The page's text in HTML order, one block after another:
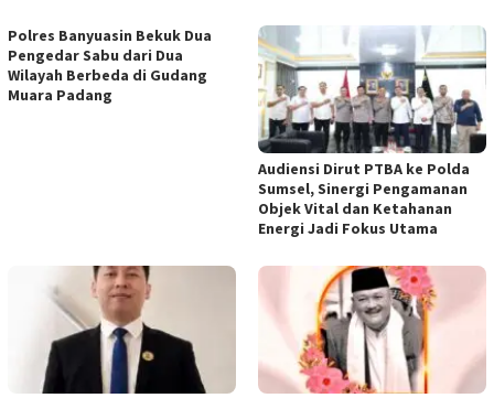
Polres Banyuasin Bekuk Dua
Pengedar Sabu dari Dua
Wilayah Berbeda di Gudang
Muara Padang
Audiensi Dirut PTBA ke Polda
Sumsel, Sinergi Pengamanan
Objek Vital dan Ketahanan
Energi Jadi Fokus Utama